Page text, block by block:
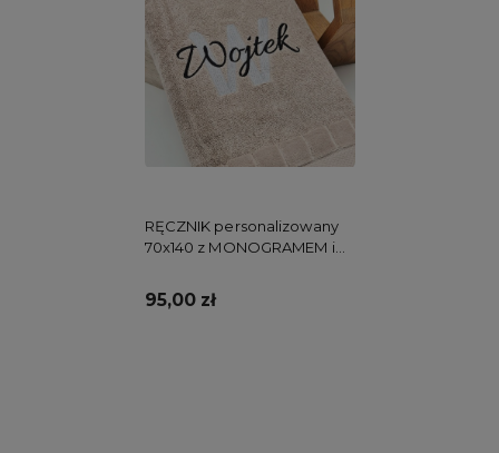
RĘCZNIK personalizowany
70x140 z MONOGRAMEM i
95,00 zł